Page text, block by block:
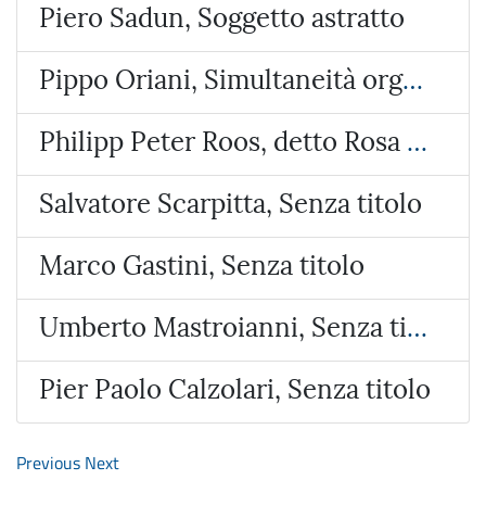
Piero Sadun, Soggetto astratto
Pippo Oriani, Simultaneità organica
Philipp Peter Roos, detto Rosa da Tivoli , Pastore con animali
Salvatore Scarpitta, Senza titolo
Marco Gastini, Senza titolo
Umberto Mastroianni, Senza titolo
Pier Paolo Calzolari, Senza titolo
Previous Next